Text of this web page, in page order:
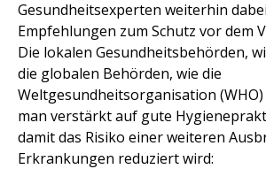
Gesundheitsexperten weiterhin
Empfehlungen zum Schutz vor dem
Die lokalen Gesundheitsbehörden,
die globalen Behörden, wie die
Weltgesundheitsorganisation
man verstärkt auf gute
damit das Risiko einer weiteren
Erkrankungen reduziert wird: